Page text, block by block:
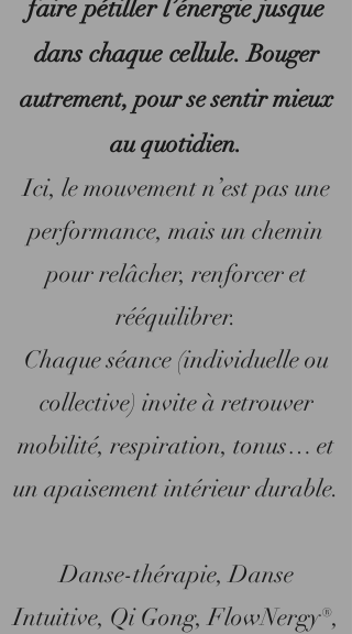
faire pétiller l’énergie jusque
dans chaque cellule.Bouger
autrement, pour se sentir mieux
au quotidien.
Ici, le mouvement n’est pas une
performance, mais un chemin
pour relâcher, renforcer et
rééquilibrer.
Chaque séance (individuelle ou
collective) invite à retrouver
mobilité, respiration, tonus… et
un apaisement intérieur durable.
Danse-thérapie, Danse
Intuitive, Qi Gong, FlowNergy®,